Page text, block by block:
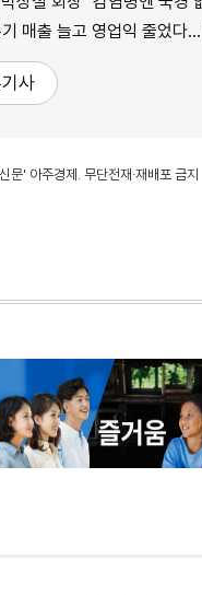
출 늘고 영업익 줄었다… "'톡신' 매
사
' 아주경제. 무단전재·재배포 금지